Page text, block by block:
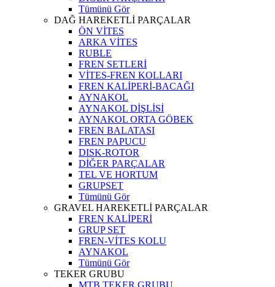
Tümünü Gör
DAĞ HAREKETLİ PARÇALAR
ÖN VİTES
ARKA VİTES
RUBLE
FREN SETLERİ
VİTES-FREN KOLLARI
FREN KALİPERİ-BACAĞI
AYNAKOL
AYNAKOL DİŞLİSİ
AYNAKOL ORTA GÖBEK
FREN BALATASI
FREN PAPUCU
DISK-ROTOR
DİĞER PARÇALAR
TEL VE HORTUM
GRUPSET
Tümünü Gör
GRAVEL HAREKETLİ PARÇALAR
FREN KALİPERİ
GRUP SET
FREN-VİTES KOLU
AYNAKOL
Tümünü Gör
TEKER GRUBU
MTB TEKER GRUBU